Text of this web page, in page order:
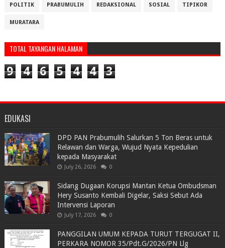
POLITIK PRABUMULIH REDAKSIONAL SOSIAL TIPIKOR
MURATARA
TOTAL TAYANGAN HALAMAN
9 4 6 5 4 4 3
EDUKASI
DPD PAN Prabumulih Salurkan 5 Ton Beras untuk
Relawan dan Warga, Wujud Nyata Kepedulian
kepada Masyarakat
July 26, 2026 0
Sidang Dugaan Korupsi Mantan Ketua Ombudsman
Hery Susanto Kembali Digelar, Saksi Sebut Ada
Intervensi Laporan
July 17, 2026 0
PANGGILAN UMUM KEPADA TURUT TERGUGAT II,
PERKARA NOMOR 35/Pdt.G/2026/PN Llg